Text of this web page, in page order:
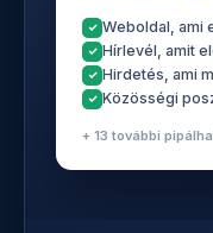
Weboldal, ami
Hírlevél, amit
Hirdetés, ami
Közösségi
+ 13 további